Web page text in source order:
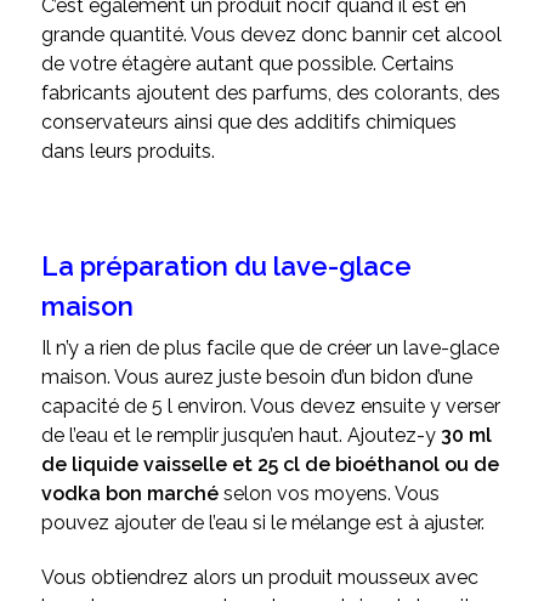
C’est également un produit nocif quand il est en
grande quantité. Vous devez donc bannir cet alcool
de votre étagère autant que possible. Certains
fabricants ajoutent des parfums, des colorants, des
conservateurs ainsi que des additifs chimiques
dans leurs produits.
La préparation du lave-glace
maison
Il n’y a rien de plus facile que de créer un lave-glace
maison. Vous aurez juste besoin d’un bidon d’une
capacité de 5 l environ. Vous devez ensuite y verser
de l’eau et le remplir jusqu’en haut. Ajoutez-y 30 ml
de liquide vaisselle et 25 cl de bioéthanol ou de
vodka bon marchéselon vos moyens. Vous
pouvez ajouter de l’eau si le mélange est à ajuster.
Vous obtiendrez alors un produit mousseux avec